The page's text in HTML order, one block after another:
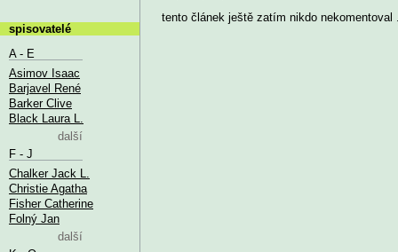
tento článek ještě zatím nikdo nekomentoval
spisovatelé
A - E
Asimov Isaac
Barjavel René
Barker Clive
Black Laura L.
další
F - J
Chalker Jack L.
Christie Agatha
Fisher Catherine
Folný Jan
další